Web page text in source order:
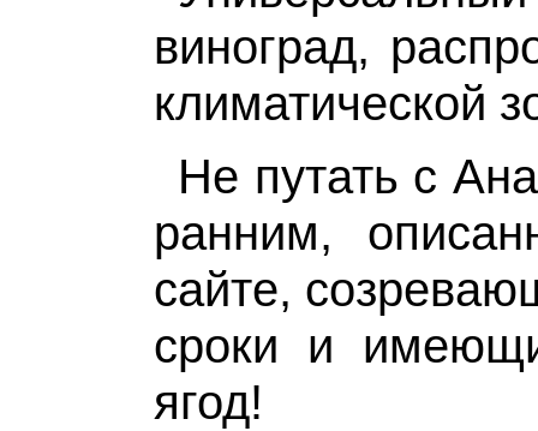
виноград,
климатической
Не путать с
ранним,
сайте,
сроки и
ягод!